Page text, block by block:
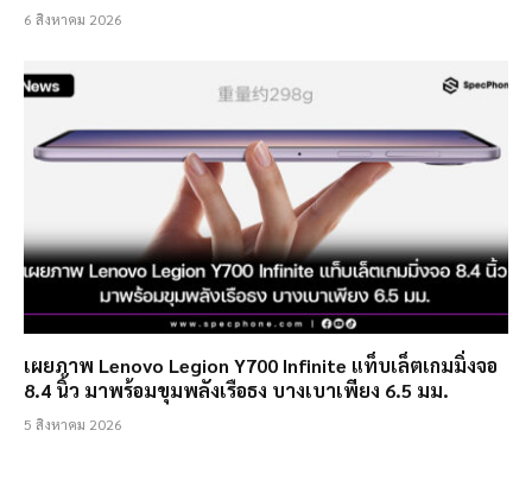
6 สิงหาคม 2026
เผยภาพ Lenovo Legion Y700 Infinite แท็บเล็ตเกมมิ่งจอ
8.4 นิ้ว มาพร้อมขุมพลังเรือธง บางเบาเพียง 6.5 มม.
5 สิงหาคม 2026